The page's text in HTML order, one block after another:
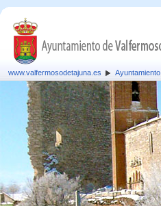
www.valfermosodetajuna.es Ayuntamiento